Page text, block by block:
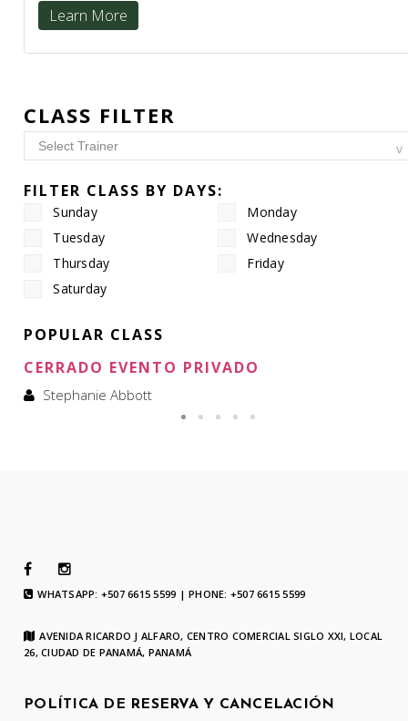
Learn More
CLASS FILTER
FILTER CLASS BY DAYS:
Sunday
Monday
Tuesday
Wednesday
Thursday
Friday
Saturday
POPULAR CLASS
CERRADO EVENTO PRIVADO
Stephanie Abbott
WHATSAPP: +507 6615 5599 | PHONE: +507 6615 5599
AVENIDA RICARDO J ALFARO, CENTRO COMERCIAL SIGLO XXI, LOCAL
26, CIUDAD DE PANAMÁ, PANAMÁ
POLÍTICA DE RESERVA Y CANCELACIÓN